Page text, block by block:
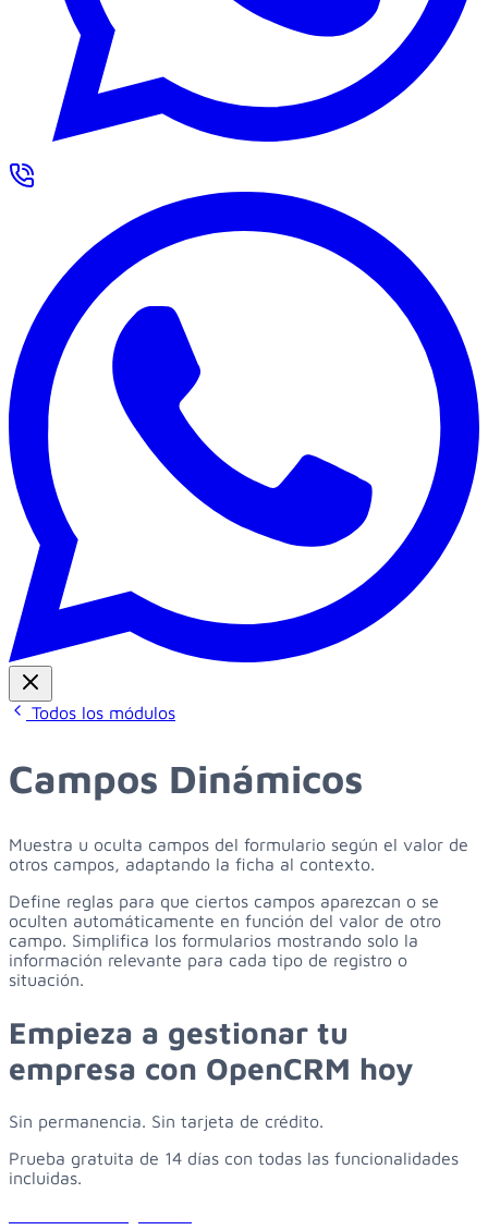
Todos los módulos
Campos Dinámicos
Muestra u oculta campos del formulario según el valor de
otros campos, adaptando la ficha al contexto.
Define reglas para que ciertos campos aparezcan o se
oculten automáticamente en función del valor de otro
campo. Simplifica los formularios mostrando solo la
información relevante para cada tipo de registro o
situación.
Empieza a gestionar tu
empresa con OpenCRM hoy
Sin permanencia. Sin tarjeta de crédito.
Prueba gratuita de 14 días con todas las funcionalidades
incluidas.